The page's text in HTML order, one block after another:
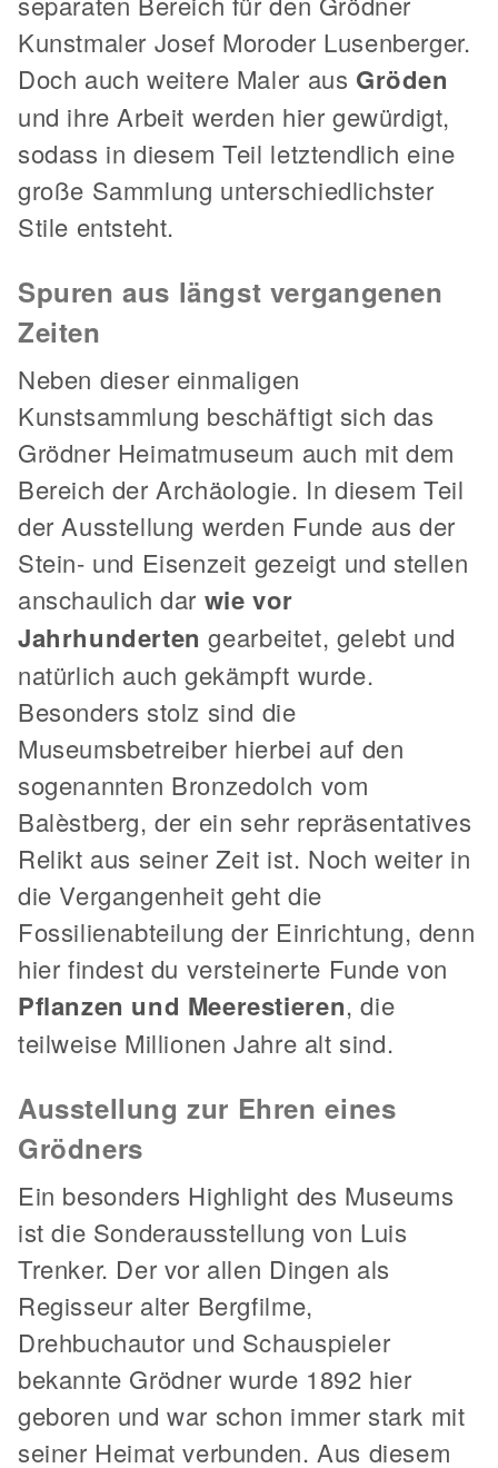
Kunstmaler Josef Moroder Lusenberger.
Doch auch weitere Maler aus Gröden
und ihre Arbeit werden hier gewürdigt,
sodass in diesem Teil letztendlich eine
große Sammlung unterschiedlichster
Stile entsteht.
Spuren aus längst vergangenen
Zeiten
Neben dieser einmaligen
Kunstsammlung beschäftigt sich das
Grödner Heimatmuseum auch mit dem
Bereich der Archäologie. In diesem Teil
der Ausstellung werden Funde aus der
Stein- und Eisenzeit gezeigt und stellen
anschaulich dar wie vor
Jahrhunderten gearbeitet, gelebt und
natürlich auch gekämpft wurde.
Besonders stolz sind die
Museumsbetreiber hierbei auf den
sogenannten Bronzedolch vom
Balèstberg, der ein sehr repräsentatives
Relikt aus seiner Zeit ist. Noch weiter in
die Vergangenheit geht die
Fossilienabteilung der Einrichtung, denn
hier findest du versteinerte Funde von
Pflanzen und Meerestieren, die
teilweise Millionen Jahre alt sind.
Ausstellung zur Ehren eines
Grödners
Ein besonders Highlight des Museums
ist die Sonderausstellung von Luis
Trenker. Der vor allen Dingen als
Regisseur alter Bergfilme,
Drehbuchautor und Schauspieler
bekannte Grödner wurde 1892 hier
geboren und war schon immer stark mit
seiner Heimat verbunden. Aus diesem